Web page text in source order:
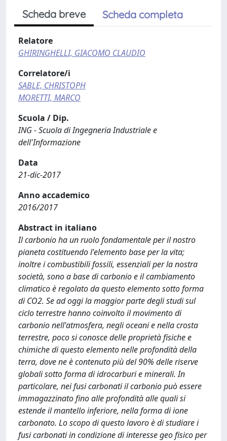
Scheda breve Scheda completa
Relatore
GHIRINGHELLI, GIACOMO CLAUDIO
Correlatore/i
SABLE, CHRISTOPH
MORETTI, MARCO
Scuola / Dip.
ING - Scuola di Ingegneria Industriale e
dell'Informazione
Data
21-dic-2017
Anno accademico
2016/2017
Abstract in italiano
Il carbonio ha un ruolo fondamentale per il nostro
pianeta costituendo l'elemento base per la vita;
inoltre i combustibili fossili, essenziali per la nostra
società, sono a base di carbonio e il cambiamento
climatico è regolato da questo elemento sotto forma
di CO2. Se ad oggi la maggior parte degli studi sul
ciclo terrestre hanno coinvolto il movimento di
carbonio nell'atmosfera, negli oceani e nella crosta
terrestre, poco si conosce delle proprietà fisiche e
chimiche di questo elemento nelle profondità della
terra, dove ne è contenuto più del 90% delle riserve
globali sotto forma di idrocarburi e minerali. In
particolare, nei fusi carbonati il carbonio può essere
immagazzinato fino alle profondità alle quali si
estende il mantello inferiore, nella forma di ione
carbonato. Lo scopo di questo lavoro è di studiare i
fusi carbonati in condizione di interesse geo fisico per